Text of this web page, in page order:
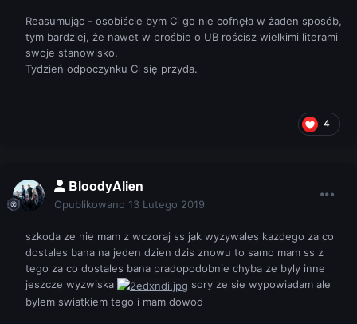
Reasumując - osobiście bym Ci go nie cofnęła w żaden sposób,
tym bardziej, że nawet w prośbie o UB rościsz wielkimi literami
swoje stanowisko.
Tydzień odpoczynku Ci się przyda.
4
BloodyAlien
Opublikowano 13 Lutego 2019
szkoda ze nie mam z wczoraj ss jak wyzywales kazdego za co
dostales bana na jeden dzien dzis znowu to samo mam ss z
tego za co dostales bana pradopodobnie chyba ze byly inne
jeszcze wyzwiska
sory ze sie wypowiadam ale
bylem swiatkiem tego i mam dowod